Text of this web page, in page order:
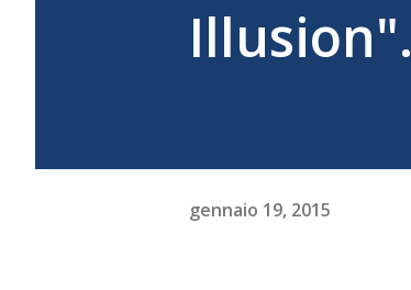
Illusion".
gennaio 19, 2015